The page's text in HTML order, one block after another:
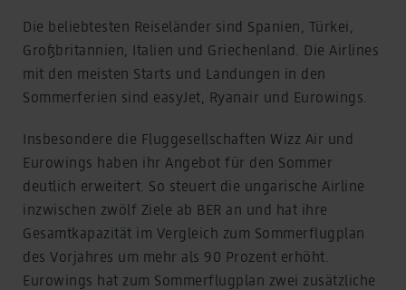
Die beliebtesten Reiseländer sind Spanien, Türkei,
Großbritannien, Italien und Griechenland. Die Airlines
mit den meisten Starts und Landungen in den
Sommerferien sind easyJet, Ryanair und Eurowings.
Insbesondere die Fluggesellschaften Wizz Air und
Eurowings haben ihr Angebot für den Sommer
deutlich erweitert. So steuert die ungarische Airline
inzwischen zwölf Ziele ab BER an und hat ihre
Gesamtkapazität im Vergleich zum Sommerflugplan
des Vorjahres um mehr als 90 Prozent erhöht.
Eurowings hat zum Sommerflugplan zwei zusätzliche